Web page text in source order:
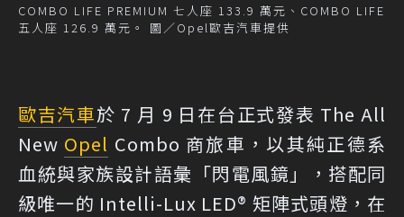
COMBO LIFE PREMIUM 七人座 133.9 萬元、COMBO LIFE
五人座 126.9 萬元。 圖／Opel歐吉汽車提供
歐吉汽車於 7 月 9 日在台正式發表 The All
New Opel Combo 商旅車，以其純正德系
血統與家族設計語彙「閃電風鏡」，搭配同
級唯一的 Intelli-Lux LED® 矩陣式頭燈，在